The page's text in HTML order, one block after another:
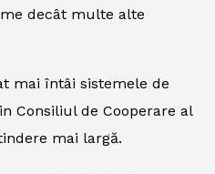
decât multe alte
mai întâi sistemele de
Consiliul de Cooperare al
mai largă.